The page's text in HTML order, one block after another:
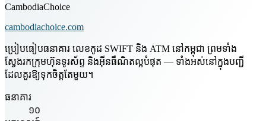
CambodiaChoice
cambodiachoice.com
ប្រៀបធៀបធនាគារ លេខកូដ SWIFT និង ATM នៅកម្ពុជា ព្រមទាំង
ស្វែងរកក្រុមហ៊ុនទូរស័ព្ទ និងអ៊ីនធឺណិតល្អបំផុត — ទាំងអស់នៅក្នុងបញ្ជី
ដែលគួរឱ្យទុកចិត្តតែមួយ។
ធនាគារ
១០